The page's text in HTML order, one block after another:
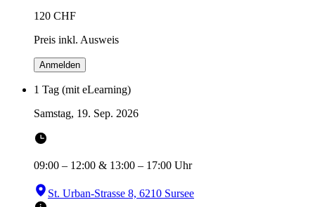
120 CHF
Preis inkl. Ausweis
Anmelden
1 Tag (mit eLearning)
Samstag, 19. Sep. 2026
09:00 – 12:00 & 13:00 – 17:00 Uhr
St. Urban-Strasse 8, 6210 Sursee